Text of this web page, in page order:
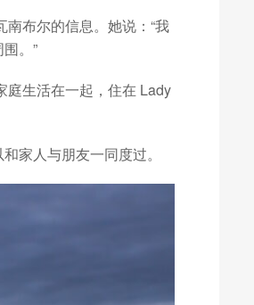
布尔的信息。她说：“我
。”
庭生活在一起，住在 Lady
家人与朋友一同度过。